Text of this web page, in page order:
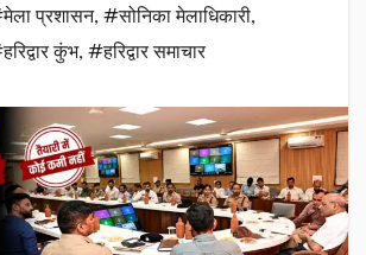
प्रशासन, #सोनिका मेलाधिकारी,
कुंभ, #हरिद्वार समाचार